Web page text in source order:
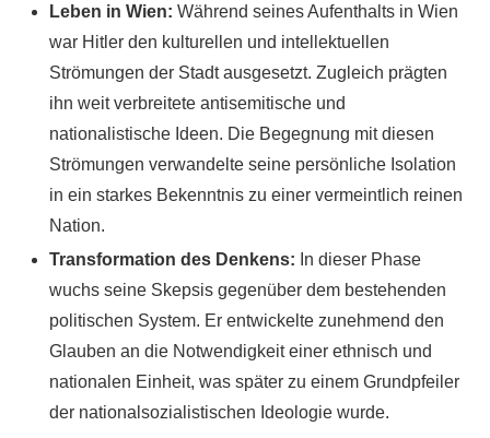
Leben in Wien: Während seines Aufenthalts in Wien
war Hitler den kulturellen und intellektuellen
Strömungen der Stadt ausgesetzt. Zugleich prägten
ihn weit verbreitete antisemitische und
nationalistische Ideen. Die Begegnung mit diesen
Strömungen verwandelte seine persönliche Isolation
in ein starkes Bekenntnis zu einer vermeintlich reinen
Nation.
Transformation des Denkens: In dieser Phase
wuchs seine Skepsis gegenüber dem bestehenden
politischen System. Er entwickelte zunehmend den
Glauben an die Notwendigkeit einer ethnisch und
nationalen Einheit, was später zu einem Grundpfeiler
der nationalsozialistischen Ideologie wurde.